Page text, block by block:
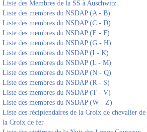
Liste des Membres de la SS à Auschwitz
Liste des membres du NSDAP (A - B)
Liste des membres du NSDAP (C - D)
Liste des membres du NSDAP (E - F)
Liste des membres du NSDAP (G - H)
Liste des membres du NSDAP (I - K)
Liste des membres du NSDAP (L - M)
Liste des membres du NSDAP (N - Q)
Liste des membres du NSDAP (R - S)
Liste des membres du NSDAP (T - V)
Liste des membres du NSDAP (W - Z)
Liste des récipiendaires de la Croix de chevalier de
la Croix de fer